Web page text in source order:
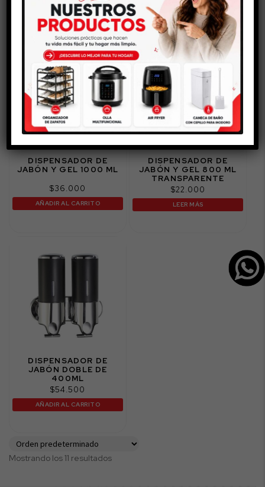
AÑADIR AL CARRITO AÑADIR AL CARRITO
DISPENSADOR DE
JABÓN Y GEL 1000 ML
$36.000
AÑADIR AL CARRITO
AGOTADO
DISPENSADOR DE
JABÓN Y GEL 800 ML
TRANSPARENTE
$22.000
LEER MÁS
DISPENSADOR DE
JABÓN DOBLE DE
400ML
$54.500
AÑADIR AL CARRITO
Mostrando los 11 resultados